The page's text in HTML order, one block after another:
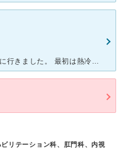
39℃近くの発熱があってため、診察に行きました。 最初は熱冷ましの薬を処方され、二三日で熱は下がりましたが、今度は咳が止まらなくなったため再度診察していただきました。 診察してもらうと、は
リテーション科、肛門科、内視